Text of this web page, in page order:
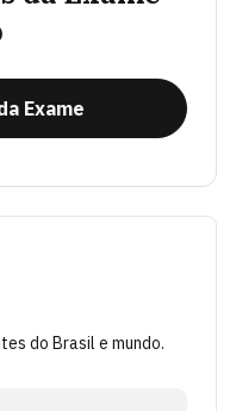
Exame
do Brasil e mundo.